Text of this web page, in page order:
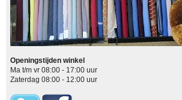
Openingstijden winkel
Ma t/m vr 08:00 - 17:00 uur
Zaterdag 08:00 - 12:00 uur